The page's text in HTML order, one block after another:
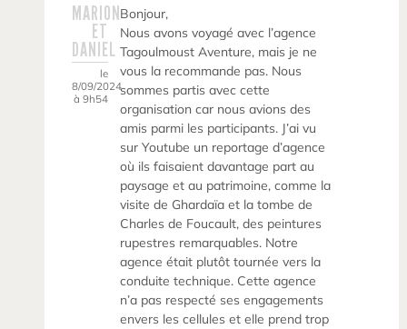
MARION
ET
DANIEL
le
8/09/2024
à 9h54
Bonjour,
Nous avons voyagé avec l’agence
Tagoulmoust Aventure, mais je ne
vous la recommande pas. Nous
sommes partis avec cette
organisation car nous avions des
amis parmi les participants. J’ai vu
sur Youtube un reportage d’agence
où ils faisaient davantage part au
paysage et au patrimoine, comme la
visite de Ghardaïa et la tombe de
Charles de Foucault, des peintures
rupestres remarquables. Notre
agence était plutôt tournée vers la
conduite technique. Cette agence
n’a pas respecté ses engagements
envers les cellules et elle prend trop